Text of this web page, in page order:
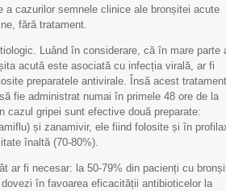
a cazurilor semnele clinice ale bronșitei acute
fără tratament.
Luând în considerare, că în mare parte
acută este asociată cu infecția virală, ar fi
preparatele antivirale. Însă acest tratament
fie administrat numai în primele 48 ore de la
cazul gripei sunt efective două preparate:
și zanamivir, ele fiind folosite și în
înaltă (70-80%).
ar fi necesar: la 50-79% din pacienți cu
în favoarea eficacității antibioticelor la